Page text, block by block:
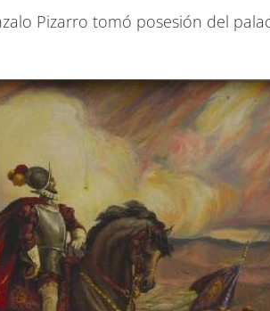
Pizarro tomó posesión del